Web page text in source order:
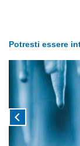
Potresti essere